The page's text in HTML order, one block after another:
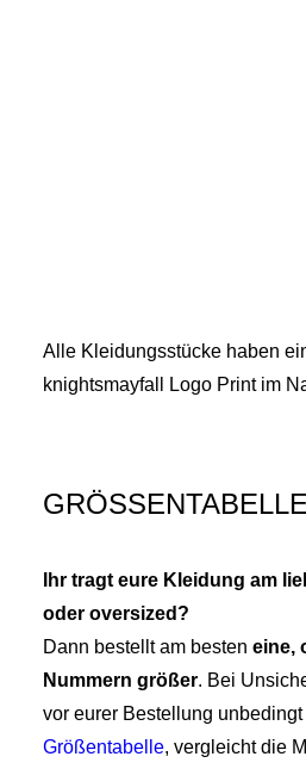
Alle Kleidungsstücke haben
knightsmayfall Logo Print im
GRÖSSENTABELLEN
Ihr tragt eure Kleidung am
oder oversized?
Dann bestellt am besten eine,
Nummern größer. Bei
vor eurer Bestellung
Größentabelle, vergleicht die